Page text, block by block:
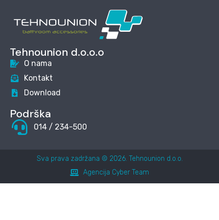
Tehnounion d.o.o.o
O nama
Kontakt
Download
Podrška
014 / 234-500
Sva prava zadržana © 2026. Tehnounion d.o.o.
Agencija Cyber Team